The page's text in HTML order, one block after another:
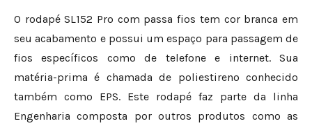
O rodapé SL152 Pro com passa fios tem cor branca em
seu acabamento e possui um espaço para passagem de
fios específicos como de telefone e internet. Sua
matéria-prima é chamada de poliestireno conhecido
também como EPS. Este rodapé faz parte da linha
Engenharia composta por outros produtos como as